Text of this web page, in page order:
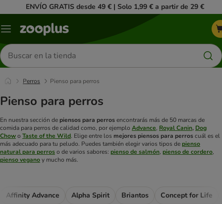
ENVÍO GRATIS desde 49 € | Solo 1,99 € a partir de 29 €
Menú
Buscar
productos
Perros Pienso para perros
Pienso para perros
En nuestra sección de piensos para perrosencontrarás más de 50 marcas de
comida para perros de calidad como, por ejemplo Advance, Royal Canin, Dog
Chowo Taste of the Wild. Elige entre los mejores piensos para perroscuál es el
más adecuado para tu peludo. Puedes también elegir varios tipos depienso
natural para perroso de varios sabores: pienso de salmón, pienso de cordero,
pienso veganoy mucho más.
Affinity Advance Alpha Spirit Briantos Concept for Life